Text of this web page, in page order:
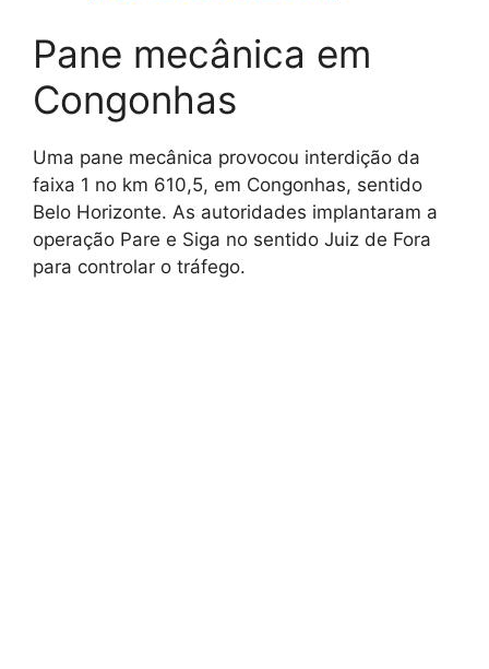
Pane mecânica em
Congonhas
Uma pane mecânica provocou interdição da
faixa 1 no km 610,5, em Congonhas, sentido
Belo Horizonte. As autoridades implantaram a
operação Pare e Siga no sentido Juiz de Fora
para controlar o tráfego.